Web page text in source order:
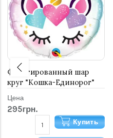
Фольгированный шар
круг "Кошка-Единорог"
Цена
295грн.
Купить